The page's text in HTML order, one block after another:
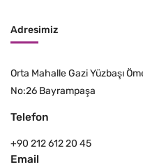
Adresimiz
Orta Mahalle Gazi Yüzbaşı
No:26 Bayrampaşa
Telefon
+90 212 612 20 45
Email